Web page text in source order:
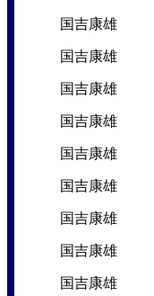
国吉康雄
国吉康雄
国吉康雄
国吉康雄
国吉康雄
国吉康雄
国吉康雄
国吉康雄
国吉康雄